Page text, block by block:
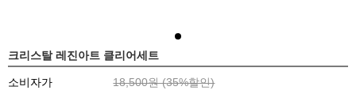
크리스탈 레진아트 클리어세트
소비자가 18,500원 (35%할인)